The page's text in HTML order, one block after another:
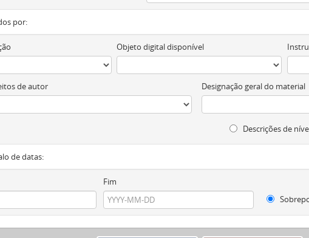
por:
Objeto digital disponível
de autor Designação geral do material
Descrições de
de datas:
Fim